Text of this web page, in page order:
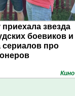
приехала звезда
боевиков и
сериалов про
Кино